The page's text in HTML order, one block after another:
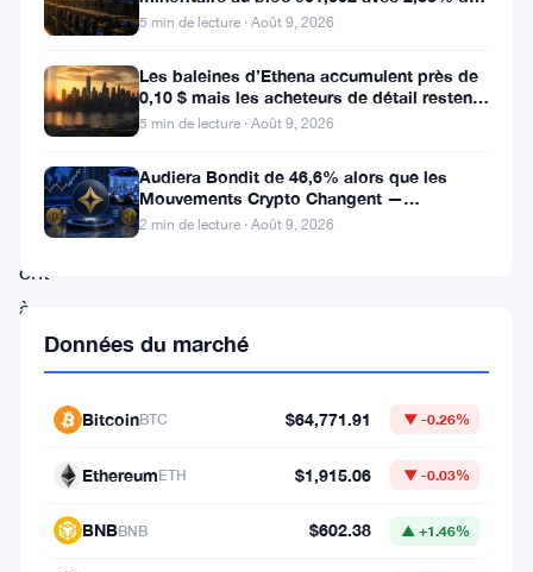
l’actualité
monnaies
numériques,
fausses
rumeurs
ont
à
nouveau
fait
titres,
cette
soutien des mineurs
5 min de lecture · Août 9, 2026
Les baleines d’Ethena accumulent près de
0,10 $ mais les acheteurs de détail restent
à l’écart
5 min de lecture · Août 9, 2026
Audiera Bondit de 46,6% alors que les
Mouvements Crypto Changent —
Mouvements Quotidiens 9 Août
2 min de lecture · Août 9, 2026
Données du marché
BitcoinBTC $64,771.91 ▼ -0.26%
EthereumETH $1,915.06 ▼ -0.03%
BNBBNB $602.38 ▲ +1.46%